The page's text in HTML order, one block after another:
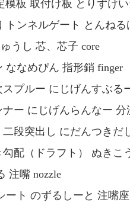
模板 取付け板 とりずけ
トンネルゲート とんね
うし 芯、芯子 core
ななめぴん 指形銷
プルー にじげんすぶる
ー にじげんらんなー
二段突出し にだんつき
配（ドラフト） ぬきこ
注嘴 nozzle
ート のずるしーと 注嘴